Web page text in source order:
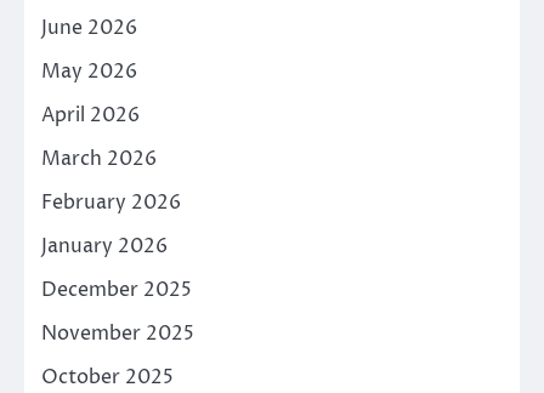
June 2026
May 2026
April 2026
March 2026
February 2026
January 2026
December 2025
November 2025
October 2025